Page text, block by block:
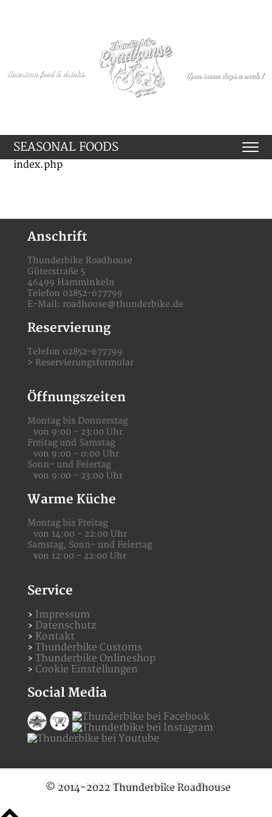
SEASONAL FOODS
index.php
Anschrift
Thunderbike Roadhouse
Güterstraße 5
46499 Hamminkeln
Telefon 02852-677799
E-Mail: roadhouse@thunderbike.de
Reservierung
Telefon 02852-677799
> Reservierungsformular
Öffnungszeiten
Montag bis Donnerstag
von 9:00 - 23:00 Uhr
Freitag und Samstag
von 9:00 - 0:00 Uhr
Sonn- und Feiertag
von 9:00 - 23:00 Uhr
Warme Küche
Montag bis Freitag
von 14:00 - 22:00 Uhr
Samstag, Sonn- und Feiertag
von 12:00 - 22:00 Uhr
Service
Impressum
Datenschutz
Kontakt
Thunderbike Customs
Thunderbike Onlineshop
Cookie Einstellungen
Social Media
© 2014-2022 Thunderbike Roadhouse